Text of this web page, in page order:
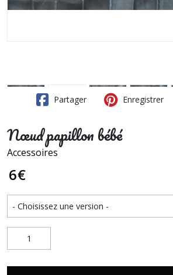
Partager Enregistrer
Nœud papillon bébé
Accessoires
6€